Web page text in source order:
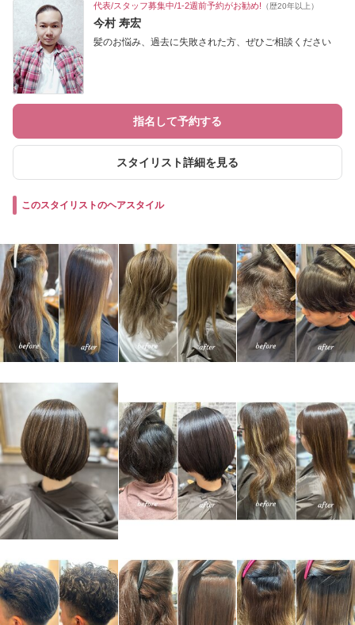
代表/スタッフ募集中/1-2週前予約がお勧め! （歴20年以上）
今村 寿宏
髪のお悩み、過去に失敗された方、ぜひご相談ください
指名して予約する
スタイリスト詳細を見る
このスタイリストのヘアスタイル